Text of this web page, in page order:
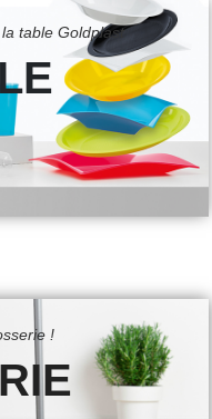
table Goldplast
!